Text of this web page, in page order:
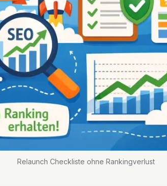
Relaunch Checkliste ohne Rankingverlust